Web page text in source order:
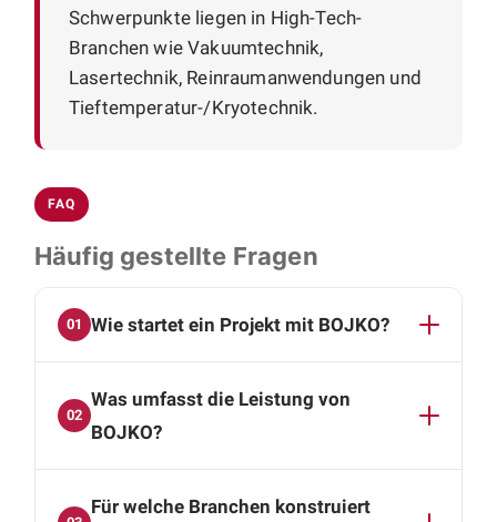
Schwerpunkte liegen in High-Tech-
Branchen wie Vakuumtechnik,
Lasertechnik, Reinraumanwendungen und
Tieftemperatur-/Kryotechnik.
FAQ
Häufig gestellte Fragen
01 Wie startet ein Projekt mit BOJKO?
Termin, einer Videokonferenz, lernen wir uns
kennen und klären, ob Aufgabenstellung und
Details und besprechen Ihr konkretes Projekt.
02
Was umfasst die Leistung von
BOJKO?
Konstruktion: Baugruppen- und
Für welche Branchen konstruiert